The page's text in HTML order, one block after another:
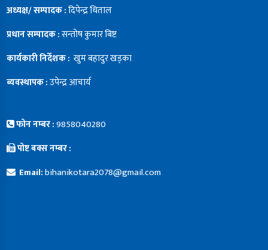
अध्यक्ष/ सम्पादक :दिपेन्द्र धिताल
प्रधान सम्पादक :सन्ताेष कुमार बिष्ट
कार्यकारी निर्देशक : खुम बहादुर खड्का
ब्यवस्थापक :उपेन्द्र आचार्य
फोन नम्बर :9858040280
पोष्ट बक्स नम्बर :
Email:bihanikotara2078@gmail.com